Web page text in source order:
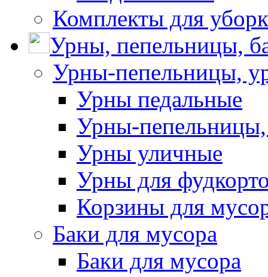
Комплекты для
Урны, пепельницы,
Урны-пепельницы,
Урны педальные
Урны-
Урны уличные
Урны для
Корзины для
Баки для мусора
Баки для мусора